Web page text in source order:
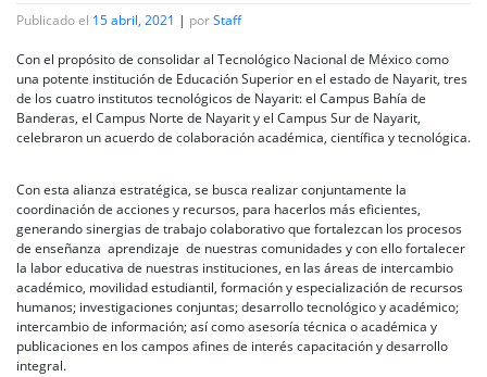
Publicado el 15 abril, 2021 | porStaff
Con el propósito de consolidar al Tecnológico Nacional de México como
una potente institución de Educación Superior en el estado de Nayarit, tres
de los cuatro institutos tecnológicos de Nayarit: el Campus Bahía de
Banderas, el Campus Norte de Nayarit y el Campus Sur de Nayarit,
celebraron un acuerdo de colaboración académica, científica y tecnológica.
Con esta alianza estratégica, se busca realizar conjuntamente la
coordinación de acciones y recursos, para hacerlos más eficientes,
generando sinergias de trabajo colaborativo que fortalezcan los procesos
de enseñanza aprendizaje de nuestras comunidades y con ello fortalecer
la labor educativa de nuestras instituciones, en las áreas de intercambio
académico, movilidad estudiantil, formación y especialización de recursos
humanos; investigaciones conjuntas; desarrollo tecnológico y académico;
intercambio de información; así como asesoría técnica o académica y
publicaciones en los campos afines de interés capacitación y desarrollo
integral.